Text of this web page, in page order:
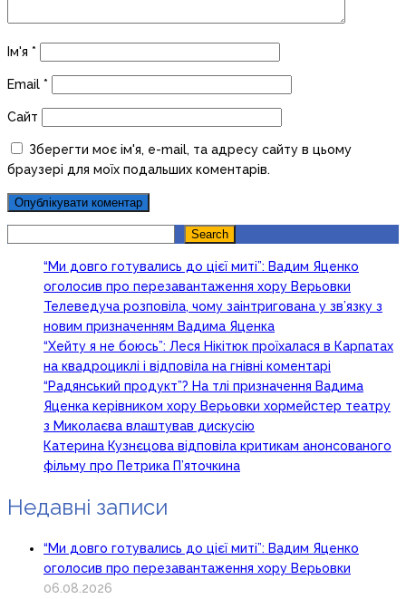
Ім'я *
Email *
Сайт
Зберегти моє ім'я, e-mail, та адресу сайту в цьому
браузері для моїх подальших коментарів.
Search
“Ми довго готувались до цієї миті”: Вадим Яценко
оголосив про перезавантаження хору Верьовки
Телеведуча розповіла, чому заінтригована у зв’язку з
новим призначенням Вадима Яценка
“Хейту я не боюсь”: Леся Нікітюк проїхалася в Карпатах
на квадроциклі і відповіла на гнівні коментарі
“Радянський продукт”? На тлі призначення Вадима
Яценка керівником хору Верьовки хормейстер театру
з Миколаєва влаштував дискусію
Катерина Кузнєцова відповіла критикам анонсованого
фільму про Петрика П’яточкина
Недавні записи
“Ми довго готувались до цієї миті”: Вадим Яценко
оголосив про перезавантаження хору Верьовки
06.08.2026